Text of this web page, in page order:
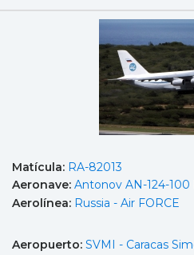
Matícula: RA-82013
Aeronave: Antonov AN-124-100
Aerolínea: Russia - Air FORCE
Aeropuerto: SVMI - Caracas